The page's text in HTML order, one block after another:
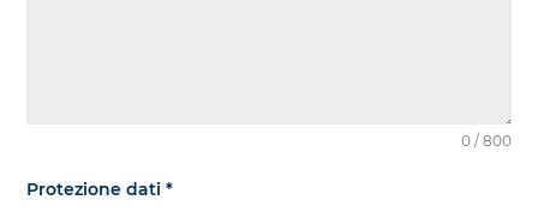
0 / 800
Protezione dati*